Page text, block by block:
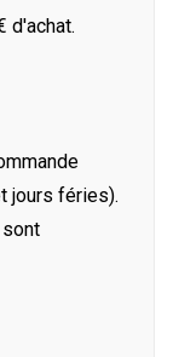
d'achat.
jours féries).